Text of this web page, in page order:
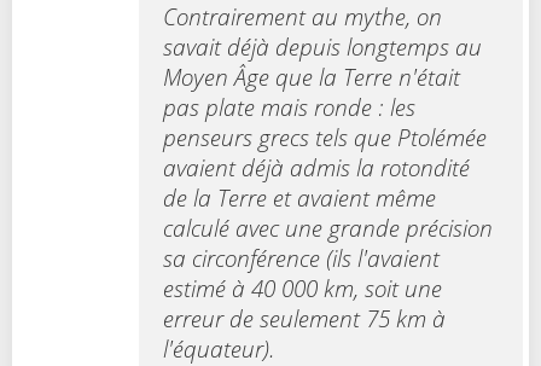
Contrairement au mythe, on
savait déjà depuis longtemps au
Moyen Âge que la Terre n'était
pas plate mais ronde : les
penseurs grecs tels que Ptolémée
avaient déjà admis la rotondité
de la Terre et avaient même
calculé avec une grande précision
sa circonférence (ils l'avaient
estimé à 40 000 km, soit une
erreur de seulement 75 km à
l'équateur).